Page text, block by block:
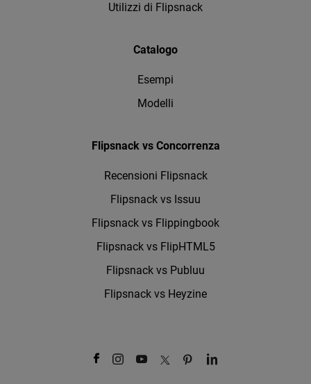
Utilizzi di Flipsnack
Catalogo
Esempi
Modelli
Flipsnack vs Concorrenza
Recensioni Flipsnack
Flipsnack vs Issuu
Flipsnack vs Flippingbook
Flipsnack vs FlipHTML5
Flipsnack vs Publuu
Flipsnack vs Heyzine